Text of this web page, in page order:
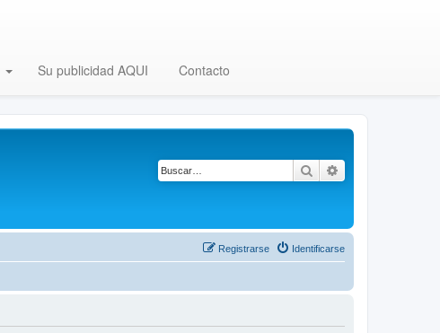
Su publicidad AQUI Contacto
Buscar
Identificarse
Registrarse